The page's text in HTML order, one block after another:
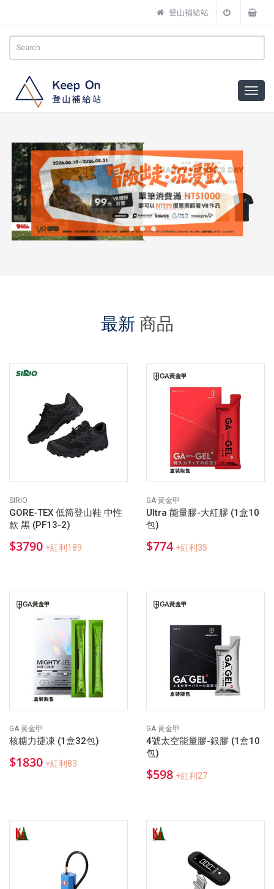
登山補給站
最新 商品
SIRIO
GORE-TEX 低筒登山鞋 中性
款 黑 (PF13-2)
$3790 +紅利189
GA 黃金甲
Ultra 能量膠-大紅膠 (1盒10
包)
$774 +紅利35
GA 黃金甲
核糖力捷凍 (1盒32包)
$1830 +紅利83
GA 黃金甲
4號太空能量膠-銀膠 (1盒10
包)
$598 +紅利27